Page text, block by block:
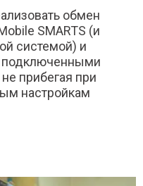
обмен
SMARTS (и
системой) и
подключенными
прибегая при
настройкам